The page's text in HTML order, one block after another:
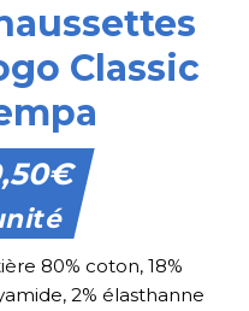
Classic
€
80% coton, 18%
2% élasthanne